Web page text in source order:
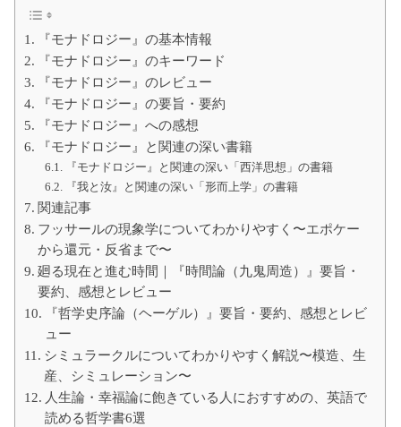
た
め
に
『モナドロジー』の基本情報
『モナドロジー』のキーワード
『モナドロジー』のレビュー
『モナドロジー』の要旨・要約
『モナドロジー』への感想
『モナドロジー』と関連の深い書籍
『モナドロジー』と関連の深い「西洋思想」の書籍
『我と汝』と関連の深い「形而上学」の書籍
関連記事
フッサールの現象学についてわかりやすく〜エポケー
から還元・反省まで〜
廻る現在と進む時間｜『時間論（九鬼周造）』要旨・
要約、感想とレビュー
『哲学史序論（ヘーゲル）』要旨・要約、感想とレビ
ュー
シミュラークルについてわかりやすく解説〜模造、生
産、シミュレーション〜
人生論・幸福論に飽きている人におすすめの、英語で
読める哲学書6選